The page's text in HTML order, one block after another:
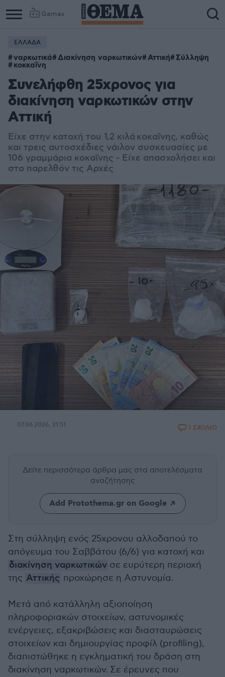
Games
ΕΛΛΑΔΑ
ναρκωτικά Διακίνηση ναρκωτικών Αττική Σύλληψη
κοκκαΐνη
Συνελήφθη 25χρονος για
διακίνηση ναρκωτικών στην
Αττική
Είχε στην κατοχή του 1,2 κιλά κοκαΐνης, καθώς
και τρεις αυτοσχέδιες νάιλον συσκευασίες με
106 γραμμάρια κοκαΐνης - Είχε απασχολήσει και
στο παρελθόν τις Αρχές
07.06.2026, 21:51 1 ΣΧΟΛΙΟ
Δείτε περισσότερα άρθρα μας στα αποτελέσματα
αναζήτησης
Add Protothema.gr on Google
Στη σύλληψη ενός 25χρονου αλλοδαπού το
απόγευμα του Σαββάτου (6/6) για κατοχή και
διακίνηση ναρκωτικών σε ευρύτερη περιοχή
της Αττικής προχώρησε η Αστυνομία.
Μετά από κατάλληλη αξιοποίηση
πληροφοριακών στοιχείων, αστυνομικές
ενέργειες, εξακριβώσεις και διασταυρώσεις
στοιχείων και δημιουργίας προφίλ (profiling),
διαπιστώθηκε η εγκληματική του δράση στη
διακίνηση ναρκωτικών. Σε έρευνες που